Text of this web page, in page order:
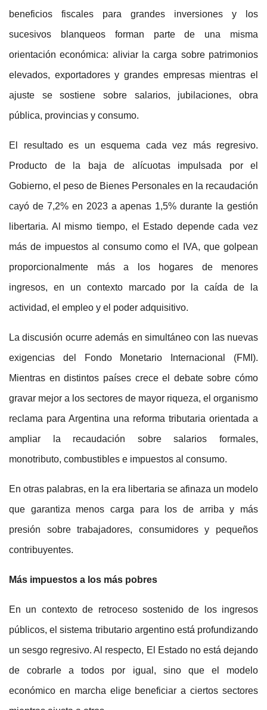
beneficios fiscales para grandes inversiones y los
sucesivos blanqueos forman parte de una misma
orientación económica: aliviar la carga sobre patrimonios
elevados, exportadores y grandes empresas mientras el
ajuste se sostiene sobre salarios, jubilaciones, obra
pública, provincias y consumo.
El resultado es un esquema cada vez más regresivo.
Producto de la baja de alícuotas impulsada por el
Gobierno, el peso de Bienes Personales en la recaudación
cayó de 7,2% en 2023 a apenas 1,5% durante la gestión
libertaria. Al mismo tiempo, el Estado depende cada vez
más de impuestos al consumo como el IVA, que golpean
proporcionalmente más a los hogares de menores
ingresos, en un contexto marcado por la caída de la
actividad, el empleo y el poder adquisitivo.
La discusión ocurre además en simultáneo con las nuevas
exigencias del Fondo Monetario Internacional (FMI).
Mientras en distintos países crece el debate sobre cómo
gravar mejor a los sectores de mayor riqueza, el organismo
reclama para Argentina una reforma tributaria orientada a
ampliar la recaudación sobre salarios formales,
monotributo, combustibles e impuestos al consumo.
En otras palabras, en la era libertaria se afinaza un modelo
que garantiza menos carga para los de arriba y más
presión sobre trabajadores, consumidores y pequeños
contribuyentes.
Más impuestos a los más pobres
En un contexto de retroceso sostenido de los ingresos
públicos, el sistema tributario argentino está profundizando
un sesgo regresivo. Al respecto, El Estado no está dejando
de cobrarle a todos por igual, sino que el modelo
económico en marcha elige beneficiar a ciertos sectores